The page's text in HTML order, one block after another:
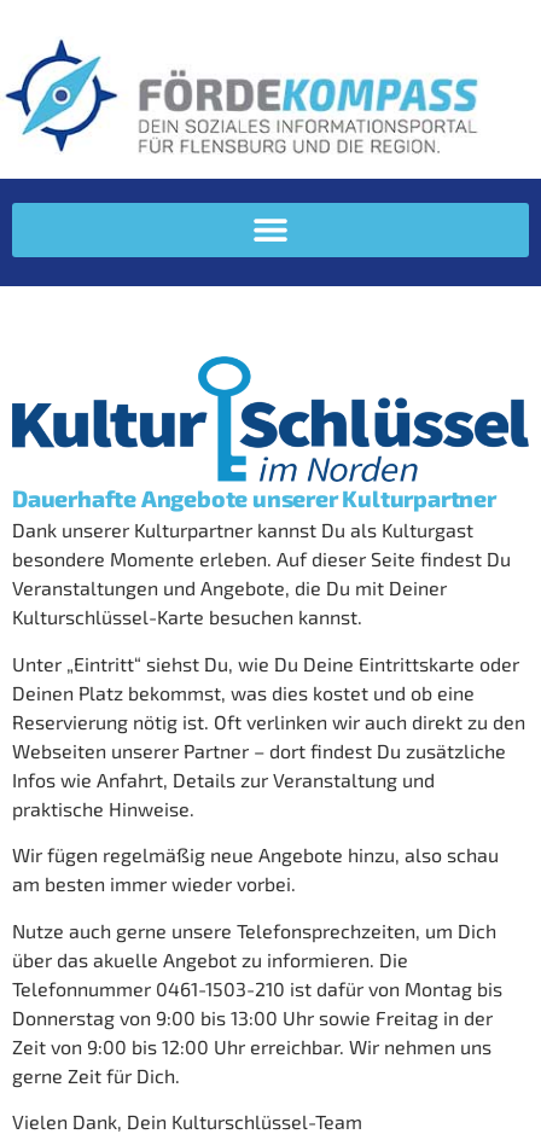
Dauerhafte Angebote unserer Kulturpartner
Dank unserer Kulturpartner kannst Du als Kulturgast
besondere Momente erleben. Auf dieser Seite findest Du
Veranstaltungen und Angebote, die Du mit Deiner
Kulturschlüssel-Karte besuchen kannst.
Unter „Eintritt“ siehst Du, wie Du Deine Eintrittskarte oder
Deinen Platz bekommst, was dies kostet und ob eine
Reservierung nötig ist. Oft verlinken wir auch direkt zu den
Webseiten unserer Partner – dort findest Du zusätzliche
Infos wie Anfahrt, Details zur Veranstaltung und
praktische Hinweise.
Wir fügen regelmäßig neue Angebote hinzu, also schau
am besten immer wieder vorbei.
Nutze auch gerne unsere Telefonsprechzeiten, um Dich
über das akuelle Angebot zu informieren. Die
Telefonnummer 0461-1503-210 ist dafür von Montag bis
Donnerstag von 9:00 bis 13:00 Uhr sowie Freitag in der
Zeit von 9:00 bis 12:00 Uhr erreichbar. Wir nehmen uns
gerne Zeit für Dich.
Vielen Dank, Dein Kulturschlüssel-Team